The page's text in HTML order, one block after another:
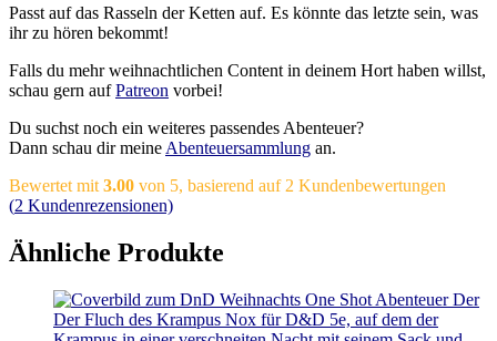
Passt auf das Rasseln der Ketten auf. Es könnte das letzte sein, was
ihr zu hören bekommt!
Falls du mehr weihnachtlichen Content in deinem Hort haben willst,
schau gern aufPatreon vorbei!
Du suchst noch ein weiteres passendes Abenteuer?
Dann schau dir meine Abenteuersammlung an.
Bewertet mit 3.00 von 5, basierend auf 2 Kundenbewertungen
(2 Kundenrezensionen)
Ähnliche Produkte